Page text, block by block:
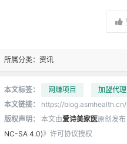
所属分类： 资讯
本文标签： 网赚项目
加盟代理
本文链接：
https://
版权声明：
本文由爱诗美家医原创发
NC-SA 4.0)》许可协议授权